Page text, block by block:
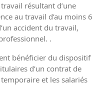
résultant d’une
au travail d’au moins 6
accident du travail,
.
bénéficier du dispositif
d’un contrat de
et les salariés